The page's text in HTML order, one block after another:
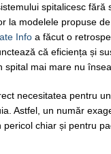
spitalicesc
la modelele propuse
Info a făcut o
că eficiența și
spital mai mare nu
necesitatea pentru
Astfel, un număr
pericol chiar și pentru